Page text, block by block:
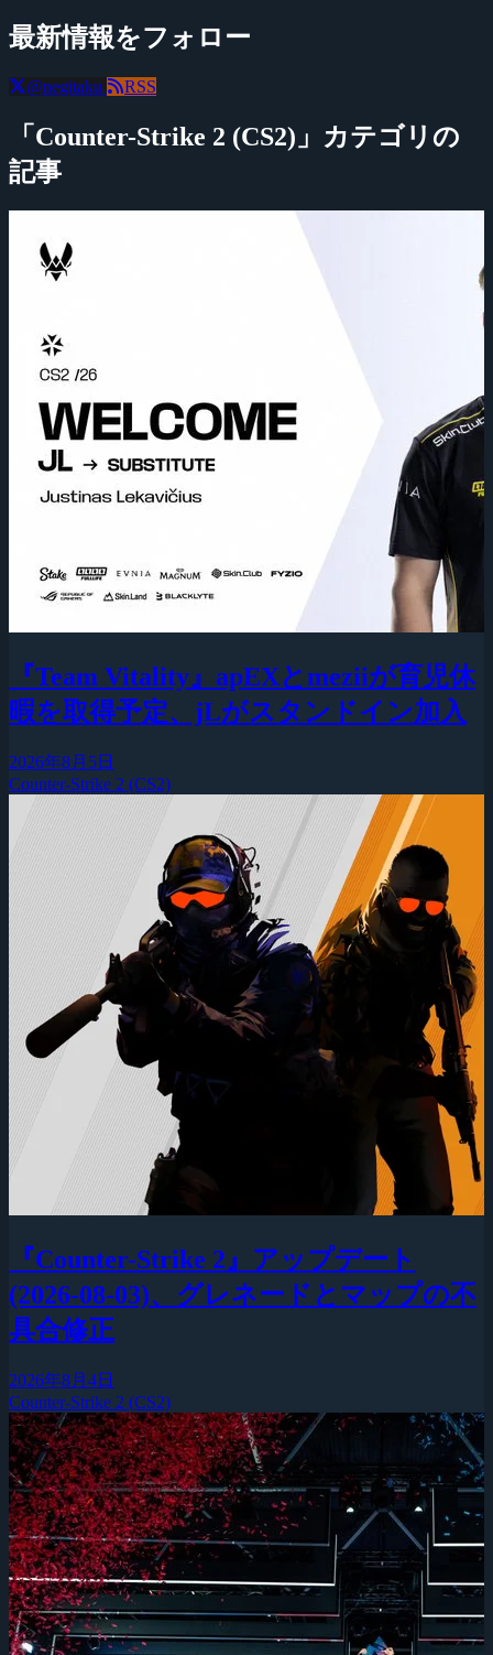
最新情報をフォロー
@negitaku RSS
「Counter-Strike 2 (CS2)」カテゴリの
記事
『Team Vitality』apEXとmeziiが育児休
暇を取得予定、jLがスタンドイン加入
2026年8月5日
Counter-Strike 2 (CS2)
『Counter-Strike 2』アップデート
(2026-08-03)、グレネードとマップの不
具合修正
2026年8月4日
Counter-Strike 2 (CS2)